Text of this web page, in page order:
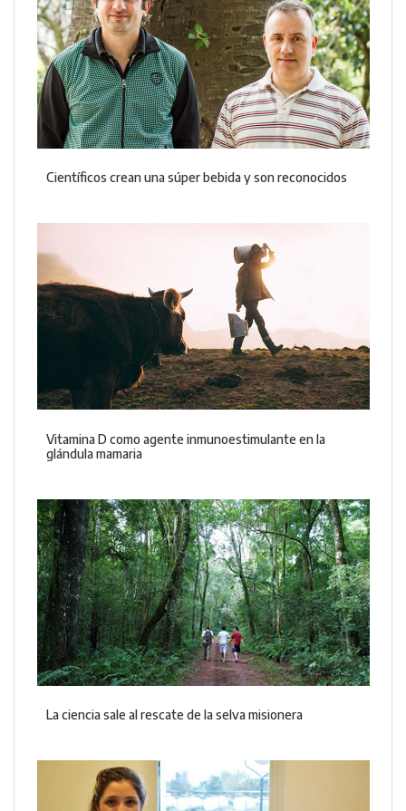
Científicos crean una súper bebida y son reconocidos
Vitamina D como agente inmunoestimulante en la
glándula mamaria
La ciencia sale al rescate de la selva misionera